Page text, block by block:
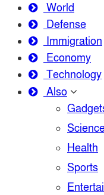
World
Defense
Immigration
Economy
Technology
Also
Health
Sports